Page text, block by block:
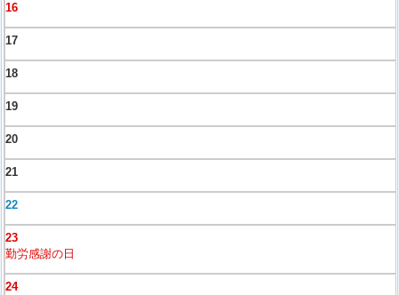
16
17
18
19
20
21
22
23
勤労感謝の日
24